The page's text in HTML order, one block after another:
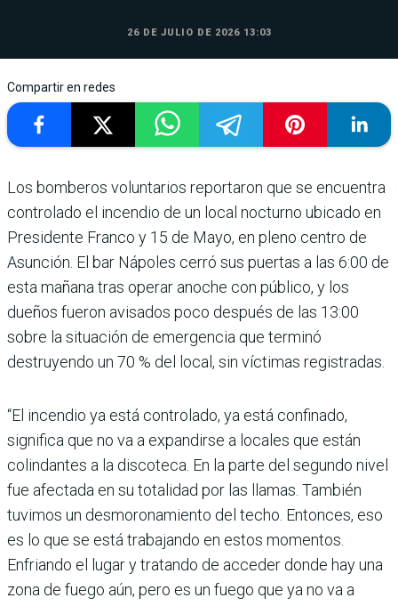
26 DE JULIO DE 2026 13:03
Compartir en redes
Los bomberos voluntarios reportaron que se encuentra
controlado el incendio de un local nocturno ubicado en
Presidente Franco y 15 de Mayo, en pleno centro de
Asunción. El bar Nápoles cerró sus puertas a las 6:00 de
esta mañana tras operar anoche con público, y los
dueños fueron avisados poco después de las 13:00
sobre la situación de emergencia que terminó
destruyendo un 70 % del local, sin víctimas registradas.
“El incendio ya está controlado, ya está confinado,
significa que no va a expandirse a locales que están
colindantes a la discoteca. En la parte del segundo nivel
fue afectada en su totalidad por las llamas. También
tuvimos un desmoronamiento del techo. Entonces, eso
es lo que se está trabajando en estos momentos.
Enfriando el lugar y tratando de acceder donde hay una
zona de fuego aún, pero es un fuego que ya no va a